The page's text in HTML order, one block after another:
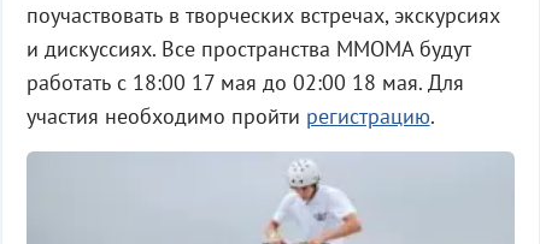
поучаствовать в творческих встречах, экскурсиях
и дискуссиях. Все пространства MMOMA будут
работать с 18:00 17 мая до 02:00 18 мая. Для
участия необходимо пройти регистрацию.